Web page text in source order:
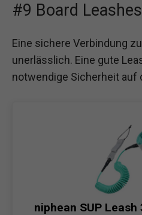
#9 Board Leashes
Eine sichere Verbindung
unerlässlich. Eine gute
notwendige Sicherheit auf
niphean SUP